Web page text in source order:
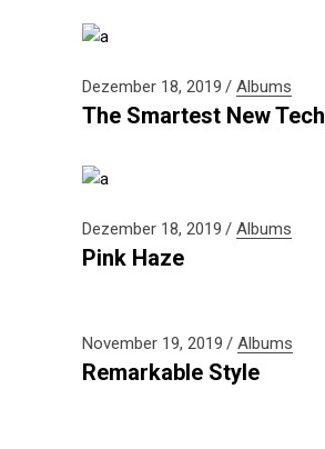
Dezember 18, 2019 Albums
The Smartest New Tech
Dezember 18, 2019 Albums
Pink Haze
November 19, 2019 Albums
Remarkable Style